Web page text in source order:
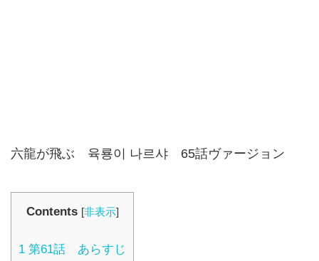
六龍が飛ぶ 육룡이 나르샤 65話ヴァージョン
Contents [非表示]
1 第61話 あらすじ